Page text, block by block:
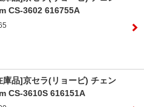
CS-3602 616755A
庫品]京セラ(リョービ) チェン
CS-3610S 616151A